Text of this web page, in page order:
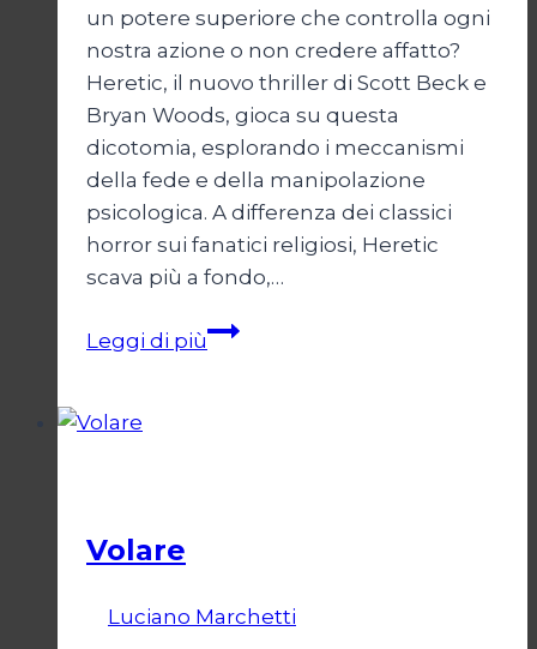
un potere superiore che controlla ogni
nostra azione o non credere affatto?
Heretic, il nuovo thriller di Scott Beck e
Bryan Woods, gioca su questa
dicotomia, esplorando i meccanismi
della fede e della manipolazione
psicologica. A differenza dei classici
horror sui fanatici religiosi, Heretic
scava più a fondo,…
Leggi di piùHeretic
Volare
Luciano Marchetti